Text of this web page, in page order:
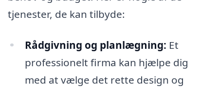
tjenester, de kan tilbyde:
Rådgivning og planlægning: Et
professionelt firma kan hjælpe dig
med at vælge det rette design og